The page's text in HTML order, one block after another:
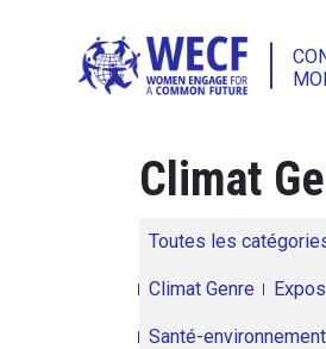
Climat
Toutes les
Climat Genre
Santé-